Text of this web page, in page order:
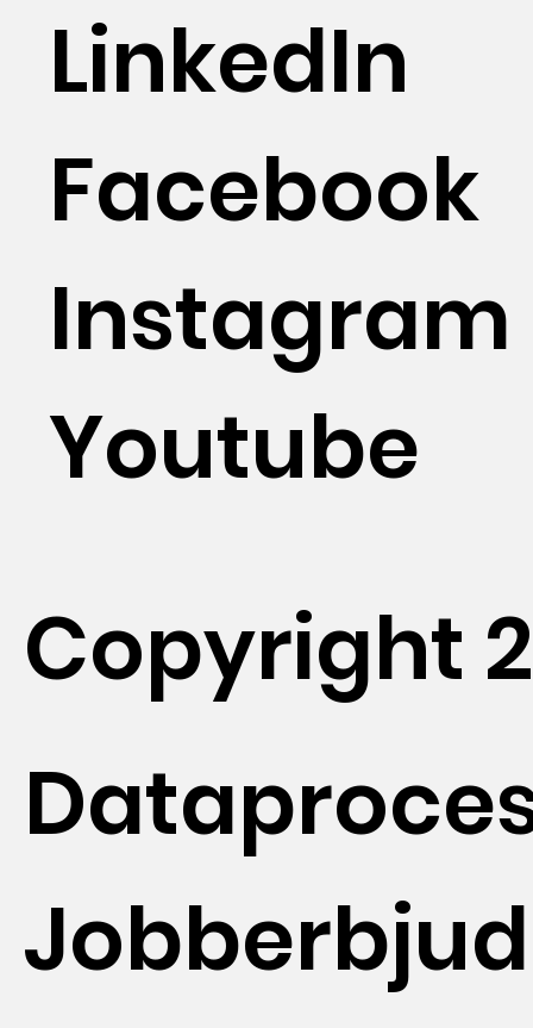
LinkedIn
Facebook
Instagram
Youtube
Copyright